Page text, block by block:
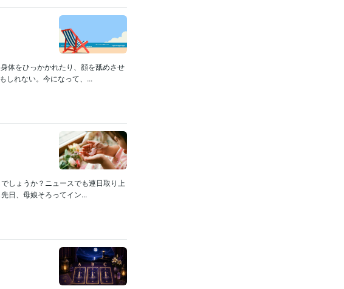
体をひっかかれたり、顔を舐めさせ
しれない。今になって、...
しょうか？ニュースでも連日取り上
日、母娘そろってイン...